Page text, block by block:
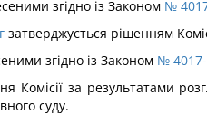
згідно із Законом №
затверджується рішенням
згідно із Законом № 4017-
Комісії за результатами
суду.